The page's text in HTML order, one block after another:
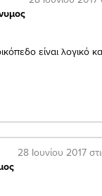
είναι λογικό
28 Ιουνίου 2017